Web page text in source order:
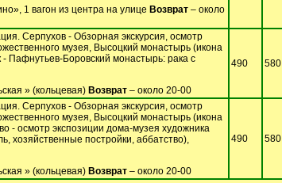
1 вагон из центра на улице Возврат – около
Серпухов - Обзорная экскурсия, осмотр
музея, Высоцкий монастырь (икона
Пафнутьев-Боровский монастырь: рака с
» (кольцевая) Возврат – около 20-00
490 580
Серпухов - Обзорная экскурсия, осмотр
музея, Высоцкий монастырь (икона
- осмотр экспозиции дома-музея художника
хозяйственные постройки, аббатство),
» (кольцевая) Возврат – около 20-00
490 580